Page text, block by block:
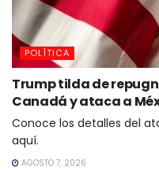
POLÍTICA
Trump tilda de
Canadá y ataca a
Conoce los detalles del
aquí.
AGOSTO 7, 2026